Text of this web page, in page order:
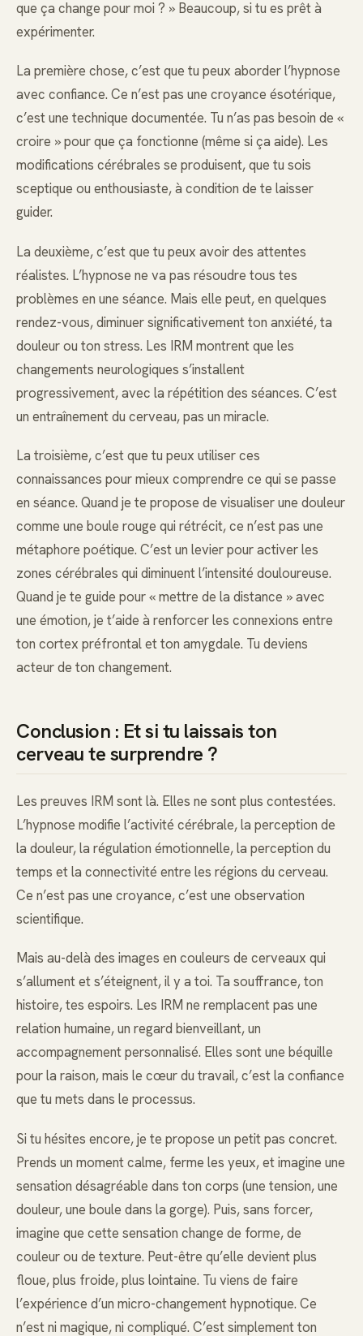
que ça change pour moi ? » Beaucoup, si tu es prêt à
expérimenter.
La première chose, c’est que tu peux aborder l’hypnose
avec confiance. Ce n’est pas une croyance ésotérique,
c’est une technique documentée. Tu n’as pas besoin de «
croire » pour que ça fonctionne (même si ça aide). Les
modifications cérébrales se produisent, que tu sois
sceptique ou enthousiaste, à condition de te laisser
guider.
La deuxième, c’est que tu peux avoir des attentes
réalistes. L’hypnose ne va pas résoudre tous tes
problèmes en une séance. Mais elle peut, en quelques
rendez-vous, diminuer significativement ton anxiété, ta
douleur ou ton stress. Les IRM montrent que les
changements neurologiques s’installent
progressivement, avec la répétition des séances. C’est
un entraînement du cerveau, pas un miracle.
La troisième, c’est que tu peux utiliser ces
connaissances pour mieux comprendre ce qui se passe
en séance. Quand je te propose de visualiser une douleur
comme une boule rouge qui rétrécit, ce n’est pas une
métaphore poétique. C’est un levier pour activer les
zones cérébrales qui diminuent l’intensité douloureuse.
Quand je te guide pour « mettre de la distance » avec
une émotion, je t’aide à renforcer les connexions entre
ton cortex préfrontal et ton amygdale. Tu deviens
acteur de ton changement.
Conclusion : Et si tu laissais ton
cerveau te surprendre ?
Les preuves IRM sont là. Elles ne sont plus contestées.
L’hypnose modifie l’activité cérébrale, la perception de
la douleur, la régulation émotionnelle, la perception du
temps et la connectivité entre les régions du cerveau.
Ce n’est pas une croyance, c’est une observation
scientifique.
Mais au-delà des images en couleurs de cerveaux qui
s’allument et s’éteignent, il y a toi. Ta souffrance, ton
histoire, tes espoirs. Les IRM ne remplacent pas une
relation humaine, un regard bienveillant, un
accompagnement personnalisé. Elles sont une béquille
pour la raison, mais le cœur du travail, c’est la confiance
que tu mets dans le processus.
Si tu hésites encore, je te propose un petit pas concret.
Prends un moment calme, ferme les yeux, et imagine une
sensation désagréable dans ton corps (une tension, une
douleur, une boule dans la gorge). Puis, sans forcer,
imagine que cette sensation change de forme, de
couleur ou de texture. Peut-être qu’elle devient plus
floue, plus froide, plus lointaine. Tu viens de faire
l’expérience d’un micro-changement hypnotique. Ce
n’est ni magique, ni compliqué. C’est simplement ton